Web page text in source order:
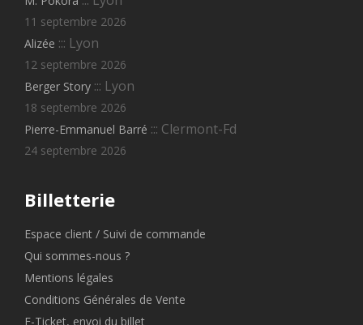
11 septembre 2026
Alizée ::: Lyon
12 septembre 2026
Berger Story ::: Lyon
18 septembre 2026
Pierre-Emmanuel Barré ::: Clermont-Fd
24 septembre 2026
Billetterie
Espace client / Suivi de commande
Qui sommes-nous ?
Mentions légales
Conditions Générales de Vente
E-Ticket, envoi du billet